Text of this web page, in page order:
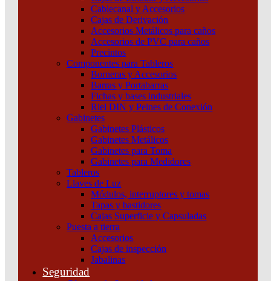
Cablecanal y Accesorios
Cajas de Derivación
Accesorios Metálicos para caños
Accesorios de PVC para caños
Precintos
Componentes para Tableros
Borneras y Accesorios
Barras y Portabarras
Fichas y bases industriales
Riel DIN y Peines de Conexión
Gabinetes
Gabinetes Plásticos
Gabinetes Metálicos
Gabinetes para Toma
Gabinetes para Medidores
Tableros
Llaves de Luz
Módulos, interruptores y tomas
Tapas y bastidores
Cajas Superficie y Capsuladas
Puesta a tierra
Accesorios
Cajas de inspección
Jabalinas
Seguridad
Interruptor Termomagnético IK60N 3P 25A Curva C
6KA Schneider